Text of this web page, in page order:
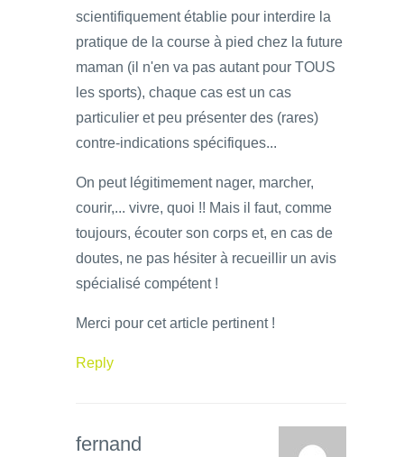
scientifiquement établie pour interdire la
pratique de la course à pied chez la future
maman (il n'en va pas autant pour TOUS
les sports), chaque cas est un cas
particulier et peu présenter des (rares)
contre-indications spécifiques...
On peut légitimement nager, marcher,
courir,... vivre, quoi !! Mais il faut, comme
toujours, écouter son corps et, en cas de
doutes, ne pas hésiter à recueillir un avis
spécialisé compétent !
Merci pour cet article pertinent !
Reply
fernand